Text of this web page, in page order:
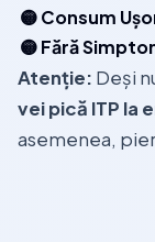
🟡 Consum
🟡 Fără
Atenție: Deși
vei pică ITP la
asemenea,